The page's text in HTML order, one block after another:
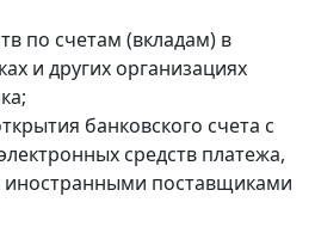
по счетам (вкладам) в
и других организациях
банковского счета с
средств платежа,
иностранными поставщиками